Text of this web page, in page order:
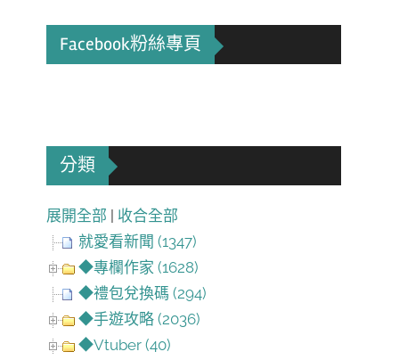
Facebook粉絲專頁
分類
展開全部 | 收合全部
就愛看新聞 (1347)
◆專欄作家 (1628)
◆禮包兌換碼 (294)
◆手遊攻略 (2036)
◆Vtuber (40)